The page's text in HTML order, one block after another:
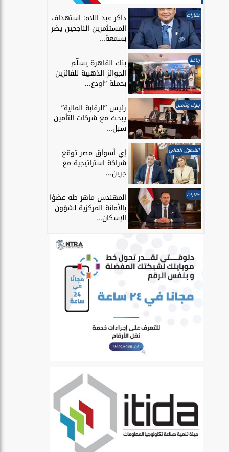
عقارات داكر عبد اللاه: استهداف
المستثمرين الناجحين يضر
بسمعة...
رياضة بنك القاهرة يسلّم
الجوائز الذهبية للفائزين
بحملة “اودع...
بنوك وتأمين رئيس ”الرقابة المالية”
يبحث مع شركات التأمين
سبل...
الشمول المالي إي أسواق مصر توقع
شراكة استراتيجية مع
جرين...
عقارات المهندس ماهر طه عضوًا
بالأمانة المركزية لشؤون
الإسكان...